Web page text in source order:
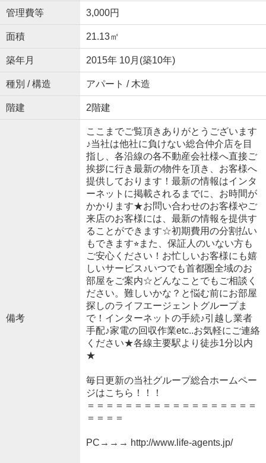
管理費等 3,000円
面積 21.13㎡
築年月 2015年 10月(築10年)
種別 / 構造 アパート / 木造
階建 2階建
備考
ここまでご覧頂きありがとうございます
♪当社は他社に負けない総合仲介店を目
指し、各沿線の各不動産会社様へ直接ご
挨拶に行き最新の物件を頂き、お客様へ
提供しております！最新の情報はインタ
ーネットに掲載されるまでに、お時間が
かかります★お問い合わせのお客様やご
来店のお客様には、最新の情報を提供す
ることができます☆初期費用の分割払い
もできます⭐︎また、保証人のいない方も
ご安心ください！お忙しいお客様にも嬉
しいサービス♪いつでも首都圏全域のお
部屋をご案内☆どんなことでもご相談く
ださい。難しいかな？と悩む前にお部屋
探しのライフエージェントグループま
で！インターネットの手続♪引越し業者
手配♪家電の回収作業etc..お気軽にご連絡
ください★各線主要駅より徒歩1分以内
★
毎日更新の当社グループ総合ホームペー
ジはこちら！！！
＝＝＝＝＝＝＝＝＝＝＝＝＝＝＝＝＝＝
＝＝＝＝
PC→→→ http://www.life-agents.jp/